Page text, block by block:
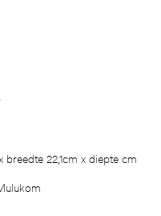
breedte 22,1cm x diepte cm